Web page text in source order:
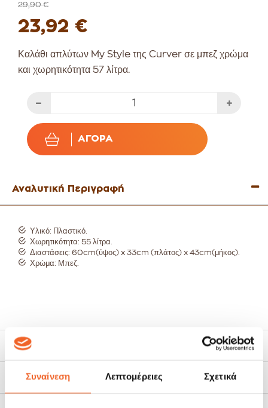
Συναίνεση Λεπτομέρειες Σχετικά
29,90 €
23,92 €
Καλάθι απλύτων My Style της Curver σε μπεζ χρώμα
και χωρητικότητα 57 λίτρα.
ΑΓΟΡΆ
Αναλυτική Περιγραφή
Υλικό: Πλαστικό.
Χωρητικότητα: 55 λίτρα.
Διαστάσεις: 60cm(ύψος) x 33cm (πλάτος) x 43cm(μήκος).
Χρώμα: Μπεζ.
Χαρακτηριστικά
Τρόποι Αποστολής